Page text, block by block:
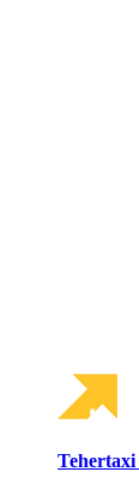
Tehertaxi